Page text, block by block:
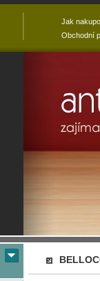
Jak
Obchodní